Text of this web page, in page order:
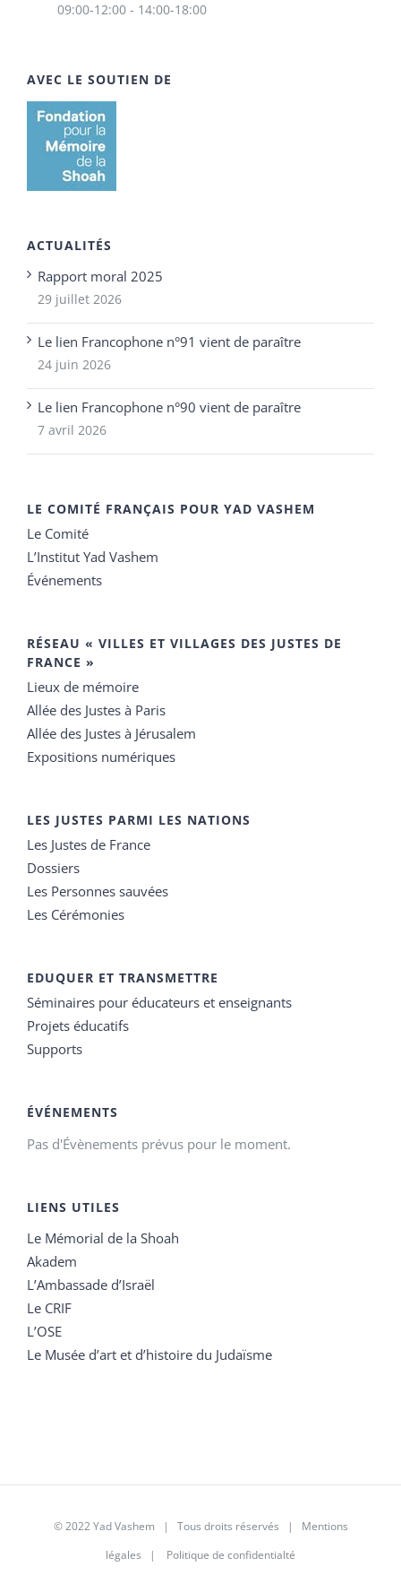
09:00-12:00 - 14:00-18:00
AVEC LE SOUTIEN DE
ACTUALITÉS
Rapport moral 2025
29 juillet 2026
Le lien Francophone n°91 vient de paraître
24 juin 2026
Le lien Francophone n°90 vient de paraître
7 avril 2026
LE COMITÉ FRANÇAIS POUR YAD VASHEM
Le Comité
L’Institut Yad Vashem
Événements
RÉSEAU « VILLES ET VILLAGES DES JUSTES DE
FRANCE »
Lieux de mémoire
Allée des Justes à Paris
Allée des Justes à Jérusalem
Expositions numériques
LES JUSTES PARMI LES NATIONS
Les Justes de France
Dossiers
Les Personnes sauvées
Les Cérémonies
EDUQUER ET TRANSMETTRE
Séminaires pour éducateurs et enseignants
Projets éducatifs
Supports
ÉVÉNEMENTS
Pas d'Évènements prévus pour le moment.
LIENS UTILES
Le Mémorial de la Shoah
Akadem
L’Ambassade d’Israël
Le CRIF
L’OSE
Le Musée d’art et d’histoire du Judaïsme
© 2022 Yad Vashem | Tous droits réservés | Mentions
légales | Politique de confidentialté